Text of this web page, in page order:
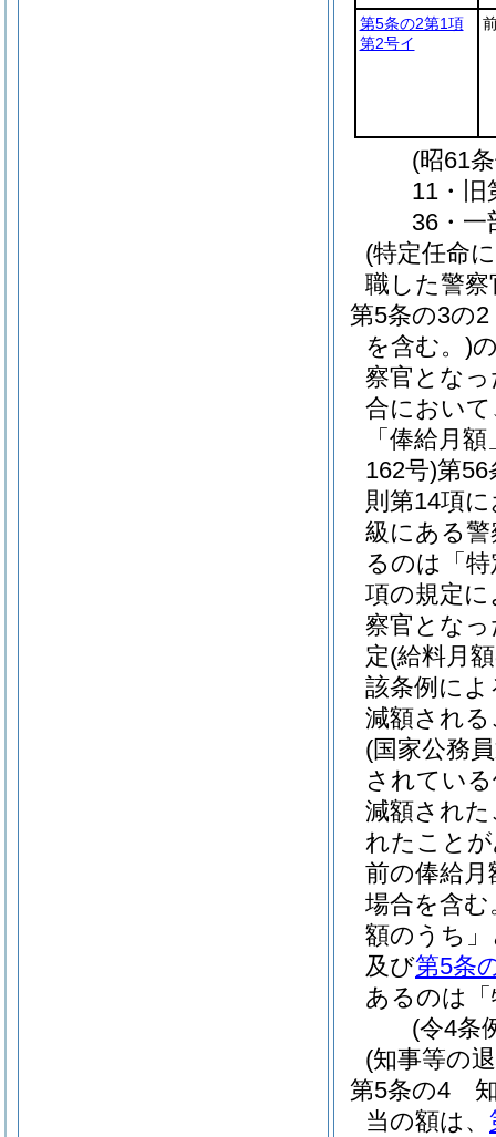
第5条の2第1項
第2号イ
(昭61
11・旧
36・一
(特定任命
職した警
第5条の3の2
を含む。)
察官とな
合におい
「俸給月
162号)第56
則第14項
級にある
るのは「
項の規定
察官とな
定(給料月
該条例に
減額され
(国家公務
されてい
減額され
れたこと
前の俸給
場合を含む
額のうち」
及び第5条
あるのは
(令4条
(知事等の
第5条の4
当の額は、